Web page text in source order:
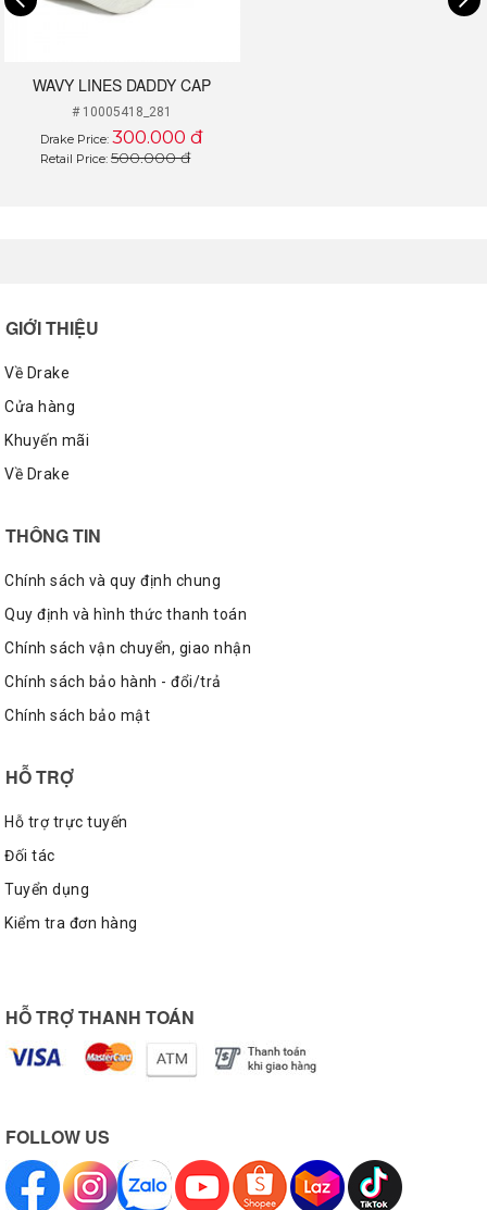
WAVY LINES DADDY CAP
# 10005418_281
Drake Price:300.000 đ
Retail Price:500.000 đ
GIỚI THIỆU
Về Drake
Cửa hàng
Khuyến mãi
Về Drake
THÔNG TIN
Chính sách và quy định chung
Quy định và hình thức thanh toán
Chính sách vận chuyển, giao nhận
Chính sách bảo hành - đổi/trả
Chính sách bảo mật
HỖ TRỢ
Hỗ trợ trực tuyến
Đối tác
Tuyển dụng
Kiểm tra đơn hàng
HỖ TRỢ THANH TOÁN
FOLLOW US